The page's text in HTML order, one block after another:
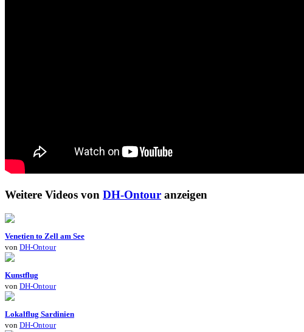
Weitere Videos von DH-Ontour anzeigen
Venetien to Zell am See
von DH-Ontour
Kunstflug
von DH-Ontour
Lokalflug Sardinien
von DH-Ontour